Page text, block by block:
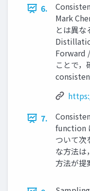
6.
Mark
とは異
Forward
ことで
7.
function
ついて次
な方法は
方法が提